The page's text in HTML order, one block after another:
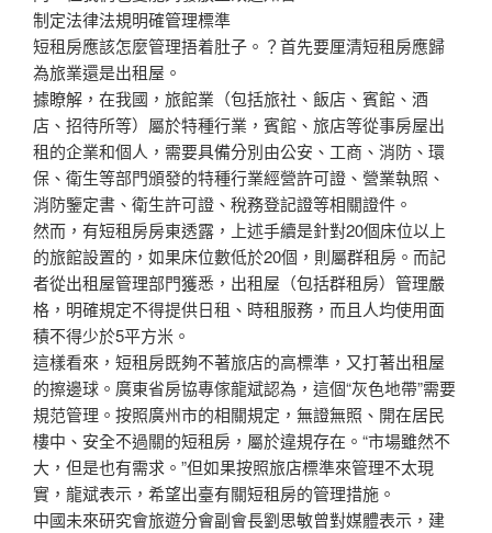
制定法律法規明確管理標準
短租房應該怎麼管理捂着肚子。？首先要厘清短租房應歸
為旅業還是出租屋。
據瞭解，在我國，旅館業（包括旅社、飯店、賓館、酒
店、招待所等）屬於特種行業，賓館、旅店等從事房屋出
租的企業和個人，需要具備分別由公安、工商、消防、環
保、衛生等部門頒發的特種行業經營許可證、營業執照、
消防鑒定書、衛生許可證、稅務登記證等相關證件。
然而，有短租房房東透露，上述手續是針對20個床位以上
的旅館設置的，如果床位數低於20個，則屬群租房。而記
者從出租屋管理部門獲悉，出租屋（包括群租房）管理嚴
格，明確規定不得提供日租、時租服務，而且人均使用面
積不得少於5平方米。
這樣看來，短租房既夠不著旅店的高標準，又打著出租屋
的擦邊球。廣東省房協專傢龍斌認為，這個“灰色地帶”需要
規范管理。按照廣州市的相關規定，無證無照、開在居民
樓中、安全不過關的短租房，屬於違規存在。“市場雖然不
大，但是也有需求。”但如果按照旅店標準來管理不太現
實，龍斌表示，希望出臺有關短租房的管理措施。
中國未來研究會旅遊分會副會長劉思敏曾對媒體表示，建